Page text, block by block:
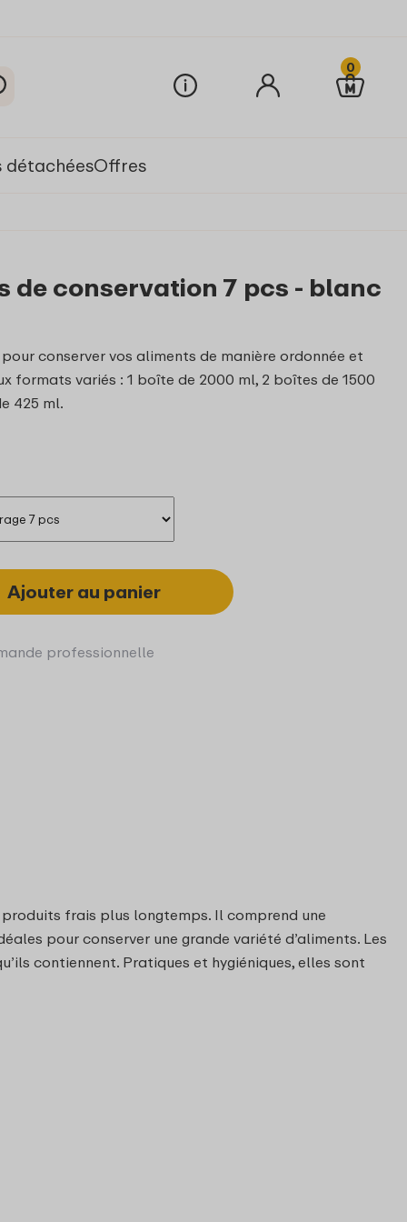
0
détachéesOffres
de conservation 7 pcs - blanc
conserver vos aliments de manière ordonnée et
formats variés : 1 boîte de 2000 ml, 2 boîtes de 1500
425 ml.
Ajouter au panier
professionnelle
frais plus longtemps. Il comprend une
pour conserver une grande variété d’aliments. Les
contiennent. Pratiques et hygiéniques, elles sont